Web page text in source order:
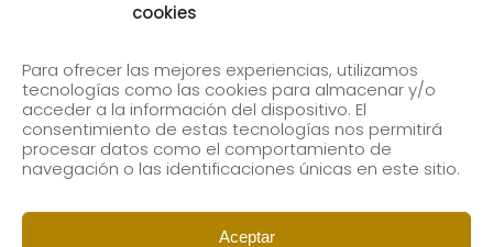
cookies
Para ofrecer las mejores experiencias, utilizamos
tecnologías como las cookies para almacenar y/o
acceder a la información del dispositivo. El
consentimiento de estas tecnologías nos permitirá
procesar datos como el comportamiento de
navegación o las identificaciones únicas en este sitio.
Aceptar
Subscribe to our newsletter to receive our news by
email.